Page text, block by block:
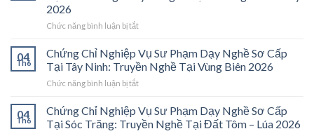
Vĩnh
2026:
Cánh
Cửa
“Thầy
Nghề”
Ở
Vụ
Phạm
Cấp
Tại
Trà
Vinh
Bệ
Phóng
Cho
2026
Chức năng bình luận bị tắtở
Chỉ
Nghiệp
Vụ
Sư
Dạy
Nghề
Sơ
04
Th6
Chứng Chỉ Nghiệp Vụ Sư Phạm Dạy Nghề Sơ Cấp
Tại Tây Ninh: Truyền Nghề Tại Vùng Biên 2026
Chức năng bình luận bị tắtở
Chỉ
Nghiệp
Vụ
04
Th6
Chứng Chỉ Nghiệp Vụ Sư Phạm Dạy Nghề Sơ Cấp
Tại Sóc Trăng: Truyền Nghề Tại Đất Tôm – Lúa 2026